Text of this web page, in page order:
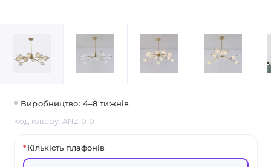
Виробництво: 4–8 тижнів
Код товару: ANZ1010
Кількість плафонів